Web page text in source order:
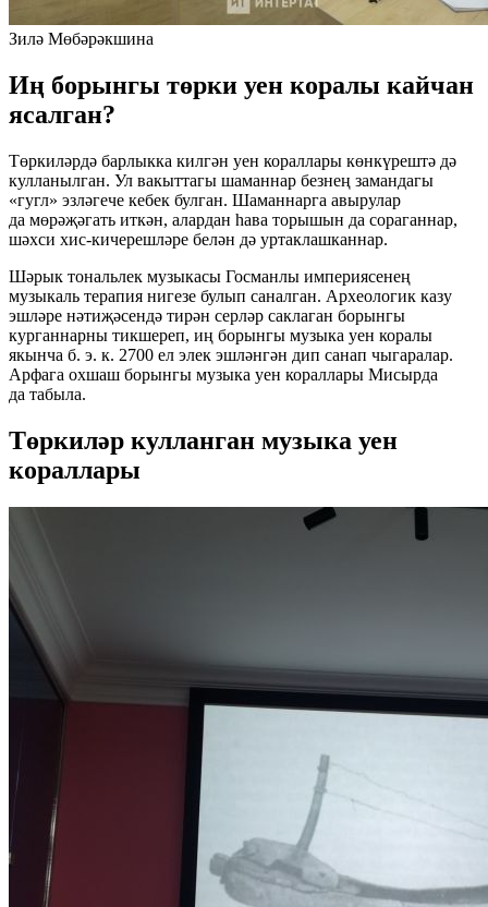
Зилә Мөбәрәкшина
Иң борынгы төрки уен коралы кайчан
ясалган?
Төркиләрдә барлыкка килгән уен кораллары көнкүрештә дә
кулланылган. Ул вакыттагы шаманнар безнең замандагы
«гугл» эзләгече кебек булган. Шаманнарга авырулар
да мөрәҗәгать иткән, алардан һава торышын да сораганнар,
шәхси хис-кичерешләре белән дә уртаклашканнар.
Шәрык тональлек музыкасы Госманлы империясенең
музыкаль терапия нигезе булып саналган. Археологик казу
эшләре нәтиҗәсендә тирән серләр саклаган борынгы
курганнарны тикшереп, иң борынгы музыка уен коралы
якынча б. э. к. 2700 ел элек эшләнгән дип санап чыгаралар.
Арфага охшаш борынгы музыка уен кораллары Мисырда
да табыла.
Төркиләр кулланган музыка уен
кораллары